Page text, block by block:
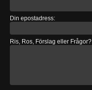
Din epostadress:
Ris, Ros, Förslag eller Frågor?